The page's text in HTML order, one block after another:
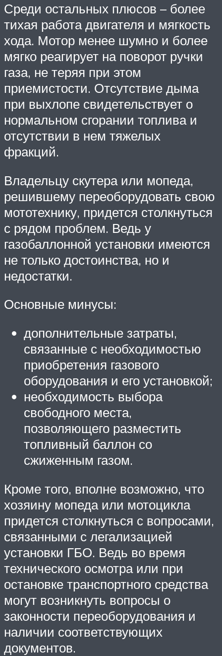
Среди остальных плюсов – более
тихая работа двигателя и мягкость
хода. Мотор менее шумно и более
мягко реагирует на поворот ручки
газа, не теряя при этом
приемистости. Отсутствие дыма
при выхлопе свидетельствует о
нормальном сгорании топлива и
отсутствии в нем тяжелых
фракций.
Владельцу скутера или мопеда,
решившему переоборудовать свою
мототехнику, придется столкнуться
с рядом проблем. Ведь у
газобаллонной установки имеются
не только достоинства, но и
недостатки.
Основные минусы:
дополнительные затраты,
связанные с необходимостью
приобретения газового
оборудования и его установкой;
необходимость выбора
свободного места,
позволяющего разместить
топливный баллон со
сжиженным газом.
Кроме того, вполне возможно, что
хозяину мопеда или мотоцикла
придется столкнуться с вопросами,
связанными с легализацией
установки ГБО. Ведь во время
технического осмотра или при
остановке транспортного средства
могут возникнуть вопросы о
законности переоборудования и
наличии соответствующих
документов.